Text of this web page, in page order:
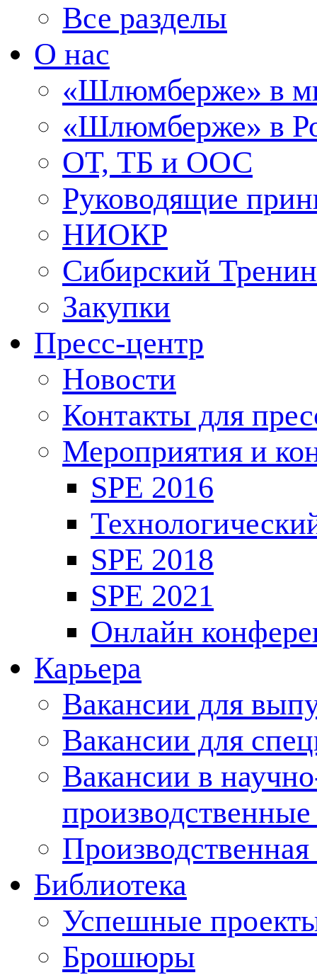
Все разделы
О нас
«Шлюмберже» в
«Шлюмберже» в
ОТ, ТБ и ООС
Руководящие
НИОКР
Сибирский
Закупки
Пресс-центр
Новости
Контакты для
Мероприятия и
SPE 2016
SPE 2018
SPE 2021
Онлайн
Карьера
Вакансии для
Вакансии для
Вакансии в
Производственная
Библиотека
Успешные
Брошюры